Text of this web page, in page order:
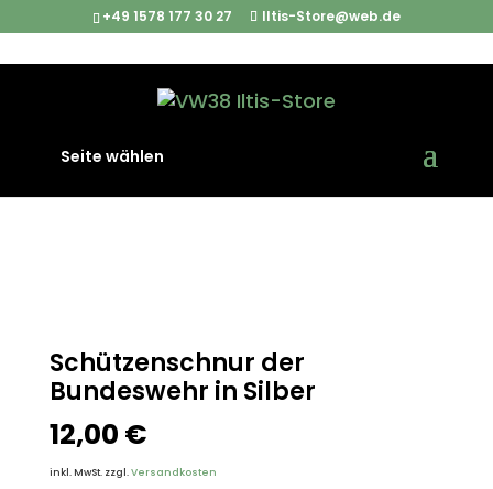
+49 1578 177 30 27 Iltis-Store@web.de
Seite wählen
Bundeswehr in Silber
Schützenschnur der
Bundeswehr in Silber
12,00 €
inkl. MwSt. zzgl.Versandkosten